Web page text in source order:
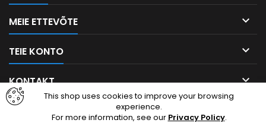
MEIE ETTEVÕTE 
TEIE KONTO 
KONTAKT 
This shop uses cookies to improve your browsing
experience.
For more information, see our Privacy Policy.
FacebookInstagram